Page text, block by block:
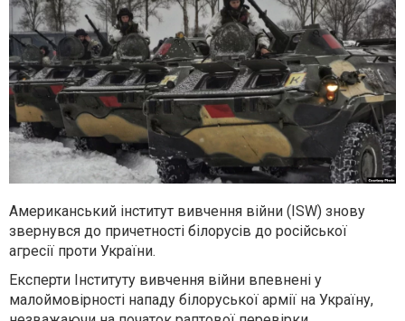
Американський інститут вивчення війни (ISW) знову
звернувся до причетності білорусів до російської
агресії проти України.
Експерти Інституту вивчення війни впевнені у
малоймовірності нападу білоруської армії на Україну,